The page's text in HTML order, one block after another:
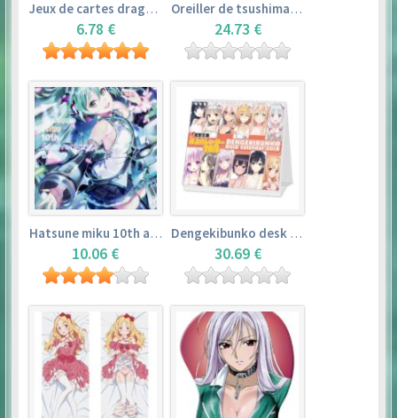
Jeux de cartes dragon ball
6.78 €
Oreiller de tsushima yoshiko (35cm×53cm) – love live! sunshine!!
24.73 €
Hatsune miku 10th anniversary book
10.06 €
Dengekibunko desk calendar 2018
30.69 €